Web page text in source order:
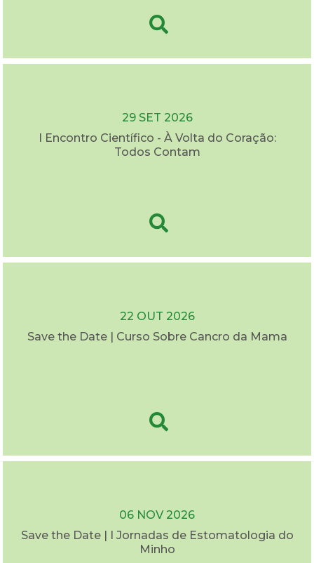
29 SET 2026
I Encontro Científico - À Volta do Coração:
Todos Contam
22 OUT 2026
Save the Date | Curso Sobre Cancro da Mama
06 NOV 2026
Save the Date | I Jornadas de Estomatologia do
Minho